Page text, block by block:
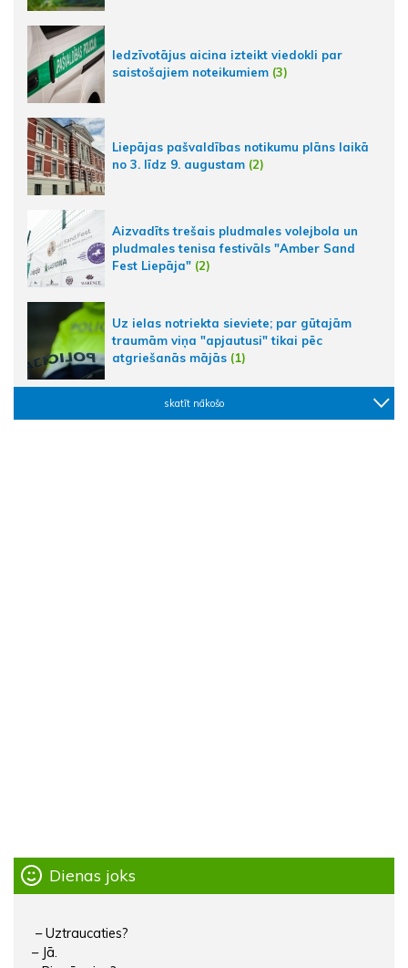
Iedzīvotājus aicina izteikt viedokli par
saistošajiem noteikumiem (3)
Liepājas pašvaldības notikumu plāns laikā
no 3. līdz 9. augustam (2)
Aizvadīts trešais pludmales volejbola un
pludmales tenisa festivāls "Amber Sand
Fest Liepāja" (2)
Uz ielas notriekta sieviete; par gūtajām
traumām viņa "apjautusi" tikai pēc
atgriešanās mājās (1)
skatīt nākošo
Dienas joks
– Uztraucaties?
– Jā.